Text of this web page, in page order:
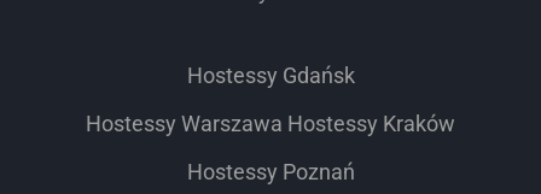
Hostessy Gdańsk
Hostessy Warszawa Hostessy Kraków
Hostessy Poznań